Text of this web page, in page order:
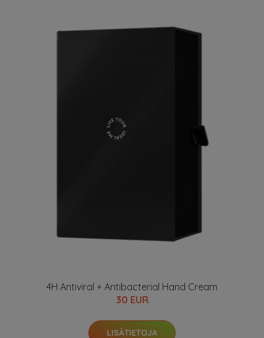
4H Antiviral + Antibacterial Hand Cream
30 EUR
LISÄTIETOJA